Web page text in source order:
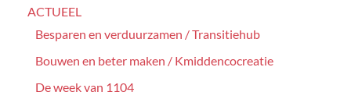
ACTUEEL
Besparen en verduurzamen / Transitiehub
Bouwen en beter maken / Kmiddencocreatie
De week van 1104